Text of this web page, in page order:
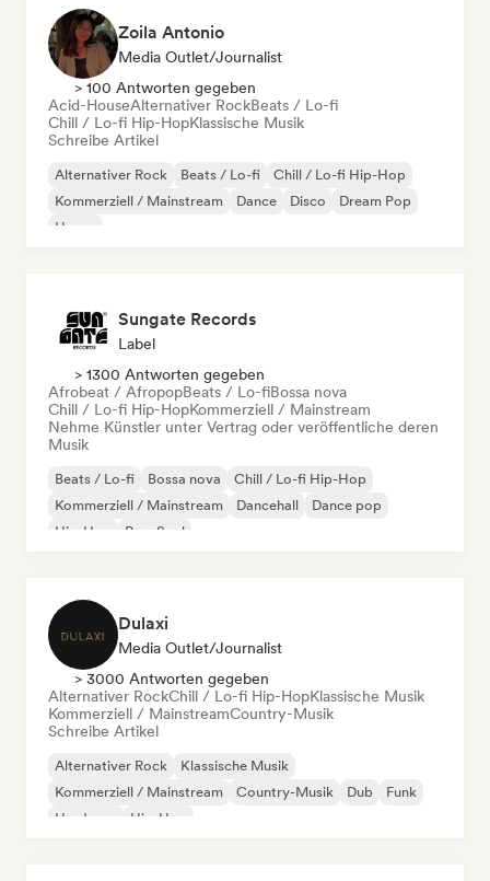
Zoila Antonio
Media Outlet/Journalist
> 100 Antworten gegeben
Acid-HouseAlternativer RockBeats / Lo-fi
Chill / Lo-fi Hip-HopKlassische Musik
Schreibe Artikel
Alternativer Rock Beats / Lo-fi
Chill / Lo-fi Hip-Hop
Kommerziell / Mainstream
Dance Disco
Dream Pop
House
Sungate Records
Label
> 1300 Antworten gegeben
Afrobeat / AfropopBeats / Lo-fiBossa nova
Chill / Lo-fi Hip-HopKommerziell / Mainstream
Nehme Künstler unter Vertrag oder veröffentliche deren
Musik
Beats / Lo-fi Bossa nova
Chill / Lo-fi Hip-Hop
Kommerziell / Mainstream
Dancehall
Dance pop
Hip-Hop
Pop-Soul
Dulaxi
Media Outlet/Journalist
> 3000 Antworten gegeben
Alternativer RockChill / Lo-fi Hip-HopKlassische Musik
Kommerziell / MainstreamCountry-Musik
Schreibe Artikel
Alternativer Rock
Klassische Musik
Kommerziell / Mainstream
Country-Musik Dub
Funk
Hardcore
Hip-Hop